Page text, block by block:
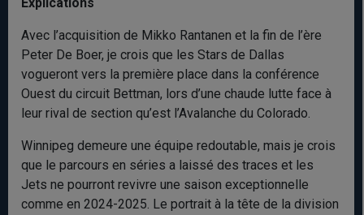
Avec l’acquisition de Mikko Rantanen et la fin de l’ère
Peter De Boer, je crois que les Stars de Dallas
vogueront vers la première place dans la conférence
Ouest du circuit Bettman, lors d’une chaude lutte face à
leur rival de section qu’est l’Avalanche du Colorado.
Winnipeg demeure une équipe redoutable, mais je crois
que le parcours en séries a laissé des traces et les
Jets ne pourront revivre une saison exceptionnelle
comme en 2024-2025. Le portrait à la tête de la division